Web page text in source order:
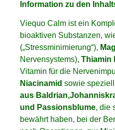
Information zu den
Viequo Calm ist ein
bioaktiven Substanzen,
(„Stressminimierung“),
Nervensystems), Thiamin
Vitamin für die
Niacinamid sowie
aus
und Passionsblume, die
bewährt haben, bei der